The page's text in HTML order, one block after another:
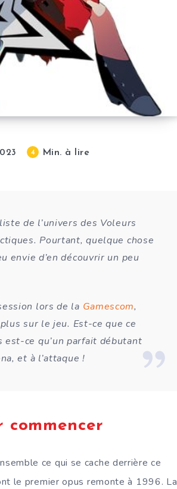
4 Min. à lire
de l’univers des Voleurs
Pourtant, quelque chose
envie d’en découvrir un peu
lors de la Gamescom,
sur le jeu. Est-ce que ce
ce qu’un parfait débutant
et à l’attaque !
commencer
ce qui se cache derrière ce
le premier opus remonte à 1996. La